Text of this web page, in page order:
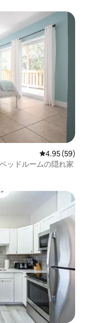
レビュー59
4.95 (59)
ッドルームの隠れ家